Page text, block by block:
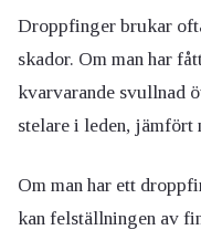
Droppfinger brukar
skador. Om man har
kvarvarande svullnad
stelare i leden, jämfört
Om man har ett
kan felställningen av